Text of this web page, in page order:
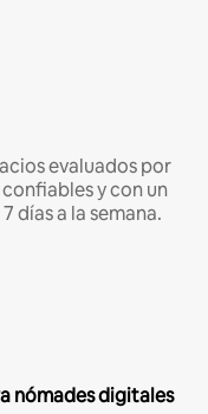
evaluados por
y con un
días a la semana.
nómades digitales